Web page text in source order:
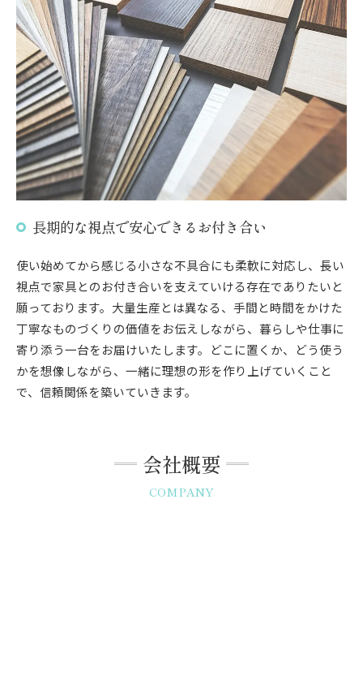
長期的な視点で安心できるお付き合い
使い始めてから感じる小さな不具合にも柔軟に対応し、長い
視点で家具とのお付き合いを支えていける存在でありたいと
願っております。大量生産とは異なる、手間と時間をかけた
丁寧なものづくりの価値をお伝えしながら、暮らしや仕事に
寄り添う一台をお届けいたします。どこに置くか、どう使う
かを想像しながら、一緒に理想の形を作り上げていくこと
で、信頼関係を築いていきます。
会社概要
COMPANY